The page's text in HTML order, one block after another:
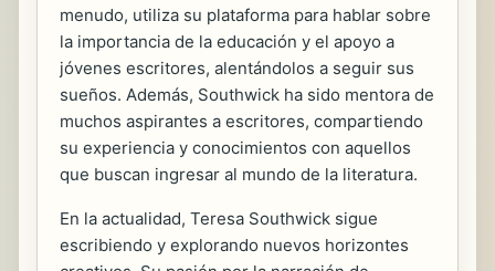
menudo, utiliza su plataforma para hablar sobre
la importancia de la educación y el apoyo a
jóvenes escritores, alentándolos a seguir sus
sueños. Además, Southwick ha sido mentora de
muchos aspirantes a escritores, compartiendo
su experiencia y conocimientos con aquellos
que buscan ingresar al mundo de la literatura.
En la actualidad, Teresa Southwick sigue
escribiendo y explorando nuevos horizontes